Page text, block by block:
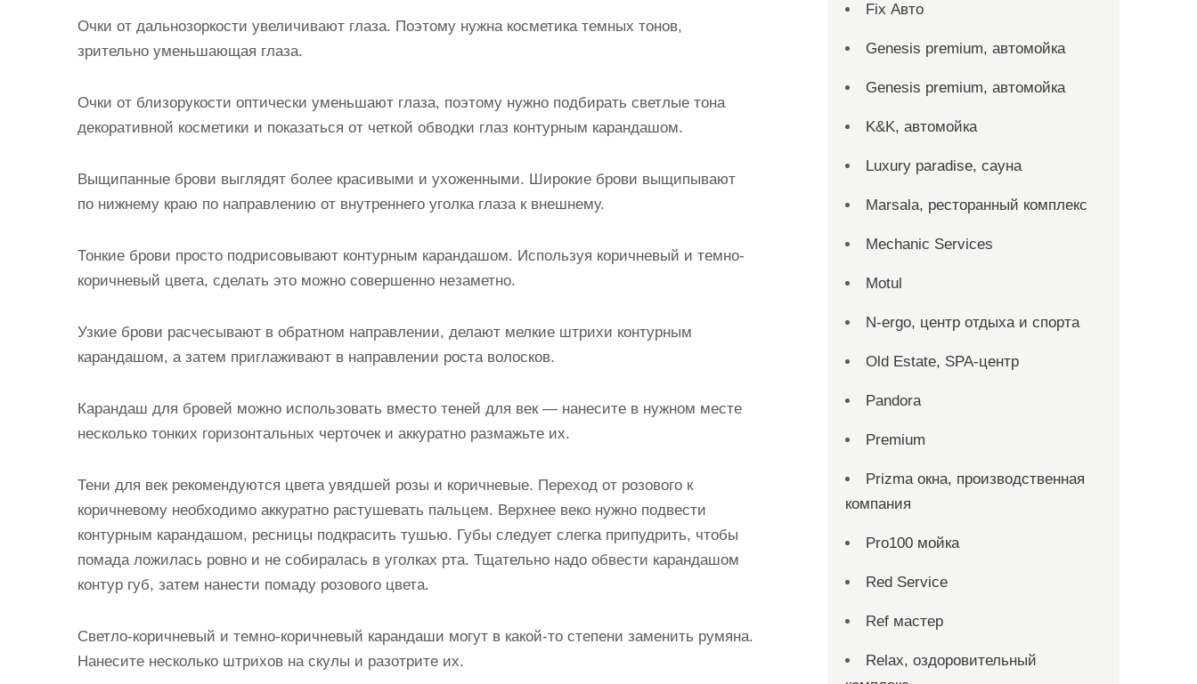
Очки от дальнозоркости увеличивают глаза. Поэтому нужна косметика темных тонов,
зрительно уменьшающая глаза.
Очки от близорукости оптически уменьшают глаза, поэтому нужно подбирать светлые тона
декоративной косметики и показаться от четкой обводки глаз контурным карандашом.
Выщипанные брови выглядят более красивыми и ухоженными. Широкие брови выщипывают
по нижнему краю по направлению от внутреннего уголка глаза к внешнему.
Тонкие брови просто подрисовывают контурным карандашом. Используя коричневый и темно-
коричневый цвета, сделать это можно совершенно незаметно.
Узкие брови расчесывают в обратном направлении, делают мелкие штрихи контурным
карандашом, а затем приглаживают в направлении роста волосков.
Карандаш для бровей можно использовать вместо теней для век — нанесите в нужном месте
несколько тонких горизонтальных черточек и аккуратно размажьте их.
Тени для век рекомендуются цвета увядшей розы и коричневые. Переход от розового к
коричневому необходимо аккуратно растушевать пальцем. Верхнее веко нужно подвести
контурным карандашом, ресницы подкрасить тушью. Губы следует слегка припудрить, чтобы
помада ложилась ровно и не собиралась в уголках рта. Тщательно надо обвести карандашом
контур губ, затем нанести помаду розового цвета.
Светло-коричневый и темно-коричневый карандаши могут в какой-то степени заменить румяна.
Нанесите несколько штрихов на скулы и разотрите их.
Fix Авто
Genesis premium, автомойка
Genesis premium, автомойка
K&K, автомойка
Luxury paradise, сауна
Marsala, ресторанный комплекс
Mechanic Services
Motul
N-ergo, центр отдыха и спорта
Old Estate, SPA-центр
Pandora
Premium
Prizma окна, производственная
компания
Pro100 мойка
Red Service
Ref мастер
Relax, оздоровительный